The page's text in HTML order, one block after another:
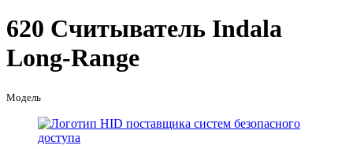
620 Считыватель Indala
Long-Range
Модель